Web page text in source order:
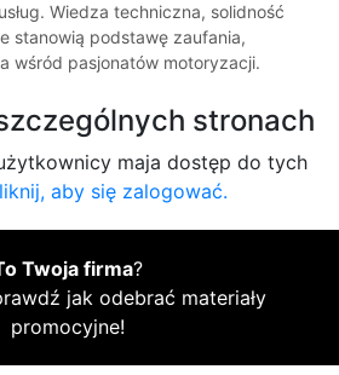
Wiedza techniczna, solidność
stanowią podstawę zaufania,
wśród pasjonatów motoryzacji.
stronach
maja dostęp do tych
aby się zalogować.
Twoja firma?
jak odebrać materiały
promocyjne!